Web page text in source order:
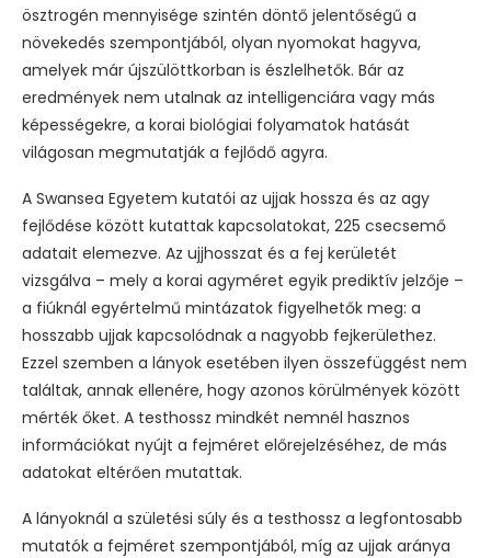
ösztrogén mennyisége szintén döntő jelentőségű a
növekedés szempontjából, olyan nyomokat hagyva,
amelyek már újszülöttkorban is észlelhetők. Bár az
eredmények nem utalnak az intelligenciára vagy más
képességekre, a korai biológiai folyamatok hatását
világosan megmutatják a fejlődő agyra.
A Swansea Egyetem kutatói az ujjak hossza és az agy
fejlődése között kutattak kapcsolatokat, 225 csecsemő
adatait elemezve. Az ujjhosszat és a fej kerületét
vizsgálva – mely a korai agyméret egyik prediktív jelzője –
a fiúknál egyértelmű mintázatok figyelhetők meg: a
hosszabb ujjak kapcsolódnak a nagyobb fejkerülethez.
Ezzel szemben a lányok esetében ilyen összefüggést nem
találtak, annak ellenére, hogy azonos körülmények között
mérték őket. A testhossz mindkét nemnél hasznos
információkat nyújt a fejméret előrejelzéséhez, de más
adatokat eltérően mutattak.
A lányoknál a születési súly és a testhossz a legfontosabb
mutatók a fejméret szempontjából, míg az ujjak aránya